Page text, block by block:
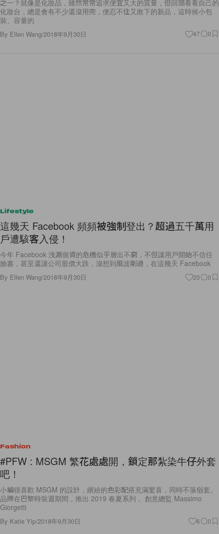
之一？就像是化妝品，雖然常常追求便宜又大的質量，但回頭看看自己的
化妝台，總是會有不少還沒用完，便忍不住又敗下的新品，這時候小包
裝、容量的
By Ellen Wang/2018年9月30日 47 0
Lifestyle
這幾天 Facebook 頻頻被強制登出？超過五千萬用
戶遭駭客入侵！
今年 Facebook 洩漏個資的危機似乎層出不窮，不但讓用戶開始不信任
臉書，甚至還讓公司股價大跌，沒想到風波剛過，在這幾天 Facebook
By Ellen Wang/2018年9月30日 20 0
Fashion
#PFW : MSGM 繁花處處開，鎖定那紮染牛仔外套
吧！
小編很喜歡 MSGM 的設計，繽紛的色彩配搭充滿驚喜，同時不落俗套。
品牌在巴黎時裝週期間，推出 2019 春夏系列， 創意總監 Massimo
Giorgetti
By Katie Yip/2018年9月30日 6 0